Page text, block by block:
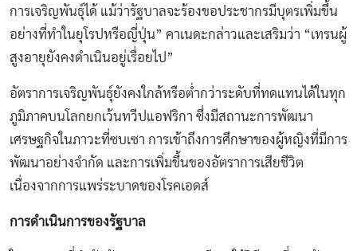
การเจริญพันธุ์ได้ แม้ว่ารัฐบาลจะร้องขอประชากรมีบุตรเพิ่มขึ้น
อย่างที่ทำในยุโรปหรือญี่ปุ่น” คาเนดะกล่าวและเสริมว่า “เทรนผู้
สูงอายุยังคงดำเนินอยู่เรื่อยไป”
อัตราการเจริญพันธุ์ยังคงใกล้หรือต่ำกว่าระดับที่ทดแทนได้ในทุก
ภูมิภาคบนโลกยกเว้นทวีปแอฟริกา ซึ่งมีสถานะการพัฒนา
เศรษฐกิจในภาวะที่ซบเซา การเข้าถึงการศึกษาของผู้หญิงที่มีการ
พัฒนาอย่างจำกัด และการเพิ่มขึ้นของอัตราการเสียชีวิต
เนื่องจากการแพร่ระบาดของโรคเอดส์
การดำเนินการของรัฐบาล